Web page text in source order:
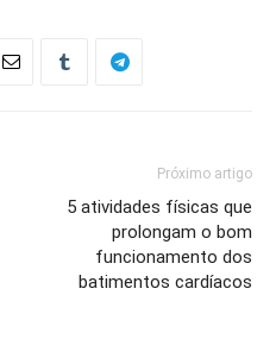
Próximo artigo
5 atividades físicas que
prolongam o bom
funcionamento dos
batimentos cardíacos